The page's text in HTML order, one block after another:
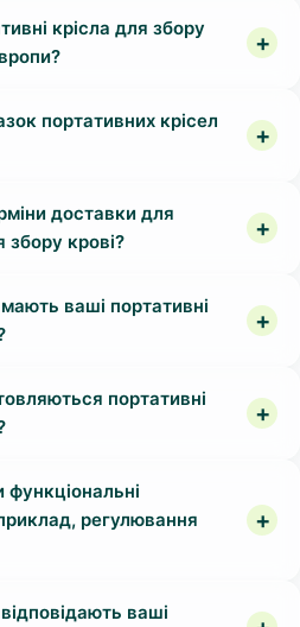
крісла для збору
портативних крісел
доставки для
збору крові?
ваші портативні
портативні
регулювання
ваші